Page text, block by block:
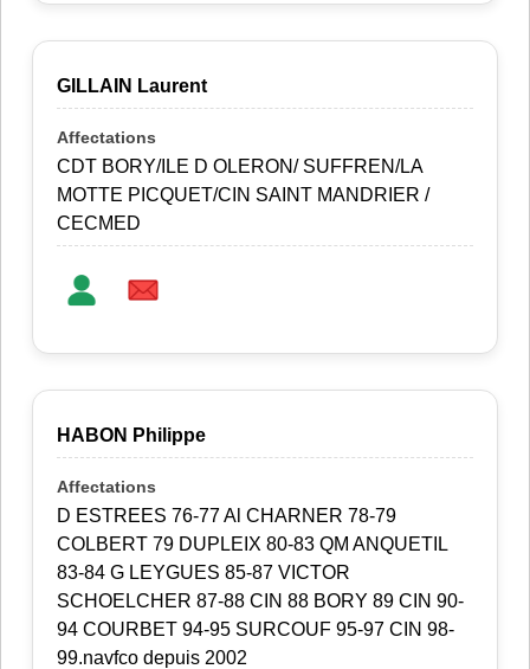
GILLAIN Laurent
CDT BORY/ILE D OLERON/ SUFFREN/LA
MOTTE PICQUET/CIN SAINT MANDRIER /
CECMED
HABON Philippe
D ESTREES 76-77 Al CHARNER 78-79
COLBERT 79 DUPLEIX 80-83 QM ANQUETIL
83-84 G LEYGUES 85-87 VICTOR
SCHOELCHER 87-88 CIN 88 BORY 89 CIN 90-
94 COURBET 94-95 SURCOUF 95-97 CIN 98-
99.navfco depuis 2002